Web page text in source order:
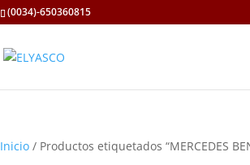
(0034)-650360815
Inicio / Productos etiquetados “MERCEDES